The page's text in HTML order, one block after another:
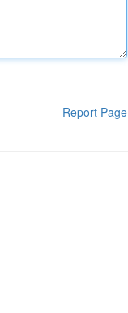
Report Page